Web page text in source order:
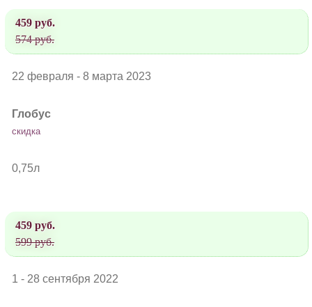
459 руб.
574 руб.
22 февраля - 8 марта 2023
Глобус
скидка
0,75л
459 руб.
599 руб.
1 - 28 сентября 2022